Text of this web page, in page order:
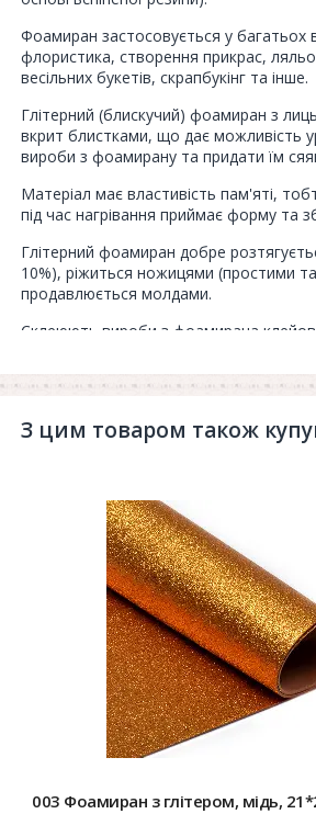
Фоамиран застосовується у багатьох
флористика, створення прикрас,
весільних букетів, скрапбукінг та інше.
Глітерний (блискучий) фоамиран з
вкрит блистками, що дає можливість
вироби з фоамирану та придати їм
Матеріал має властивість пам'яті,
під час нагрівання приймає форму та
Глітерний фоамиран добре
10%), ріжиться ножицями (простими
продавлюється молдами.
Склеюють вироби з фоамирана
Виробництво - Китай.
В упакові - 5 штук.
Ціну вказано за 1 лист.
З цим товаром також
003 Фоамиран з глітером, мідь,